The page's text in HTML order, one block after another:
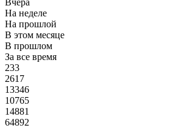
На неделе
На прошлой
В этом месяце
В прошлом
За все время
233
2617
13346
10765
14881
64892